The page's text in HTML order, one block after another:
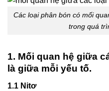
Các loại phân bón có mối
trong quá
1. Mối quan hệ giữa
là giữa mỗi yếu tố.
1.1 Nitơ